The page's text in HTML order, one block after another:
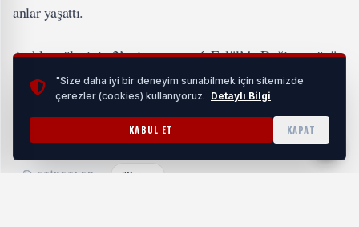
anlar yaşattı.
Aşıklar şöleninin 2’nci programı 6 Eylül’de Değirmenönü
Parkı’nda yapılacak.
ETIKETLER: #Yaşam
"Size daha iyi bir deneyim sunabilmek için sitemizde
çerezler (cookies) kullanıyoruz. Detaylı Bilgi
KABUL ET KAPAT